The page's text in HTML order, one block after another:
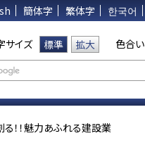
簡体字 繁体字 한국어
サイズ 標準 拡大 色合い
！！魅力あふれる建設業